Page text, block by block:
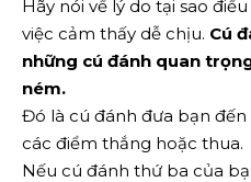
Hãy nói về lý do tại sao
việc cảm thấy dễ chịu. Cú
những cú đánh quan
ném.
Đó là cú đánh đưa bạn
các điểm thắng hoặc thua.
Nếu cú ​​đánh thứ ba của